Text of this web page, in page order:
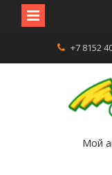
содержимому
+7 8152
Мой